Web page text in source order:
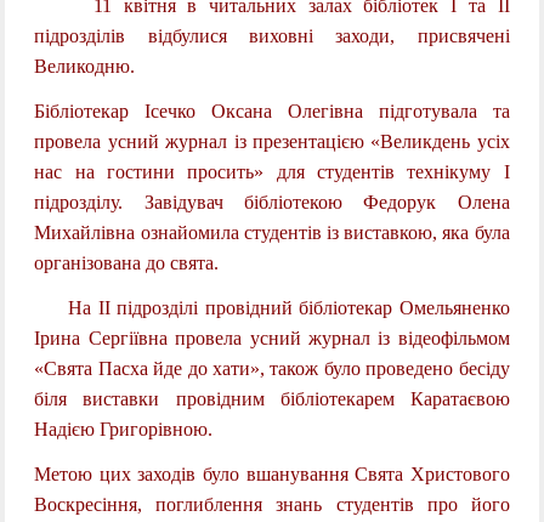
11 квітня в читальних залах бібліотек І та ІІ
підрозділів відбулися виховні заходи, присвячені
Великодню.
Бібліотекар Ісечко Оксана Олегівна підготувала та
провела усний журнал із презентацією «Великдень усіх
нас на гостини просить» для студентів технікуму І
підрозділу. Завідувач бібліотекою Федорук Олена
Михайлівна ознайомила студентів із виставкою, яка була
організована до свята.
На ІІ підрозділі провідний бібліотекар Омельяненко
Ірина Сергіївна провела усний журнал із відеофільмом
«Свята Пасха йде до хати», також було проведено бесіду
біля виставки провідним бібліотекарем Каратаєвою
Надією Григорівною.
Метою цих заходів було вшанування Свята Христового
Воскресіння, поглиблення знань студентів про його